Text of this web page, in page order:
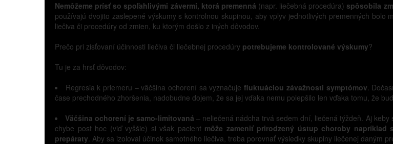
Nemôžeme prísť so spoľahlivými závermi, ktorá premenná (napr. liečebná procedúra) spôsobila
používajú dvojito zaslepené výskumy s kontrolnou skupinou, aby vplyv jednotlivých premenných
liečiva či procedúry od zmien, ku ktorým došlo z iných dôvodov.
Prečo pri zisťovaní účinnosti liečiva či liečebnej procedúry potrebujeme kontrolované výskumy?
Tu je za hrsť dôvodov:
Regresia k priemeru – väčšina ochorení sa vyznačuje fluktuáciou závažnosti symptómov.
čase prechodného zhoršenia, nadobudne dojem, že sa jej vďaka nemu polepšilo len vďaka tomu, že
Väčšina ochorení je samo-limitovaná – neliečená nádcha trvá sedem dní, liečená týždeň. Aj
chybe post hoc (viď vyššie) si však pacient môže zameniť prirodzený ústup choroby
prepáraty. Aby sa izoloval účinok samotného liečiva, treba porovnať výsledky skupiny liečenej daným